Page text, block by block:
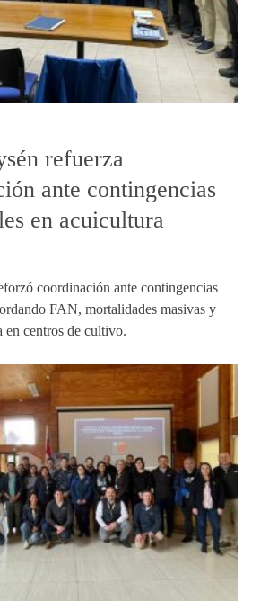
refuerza
ante contingencias
en acuicultura
coordinación ante contingencias
FAN, mortalidades masivas y
en centros de cultivo.